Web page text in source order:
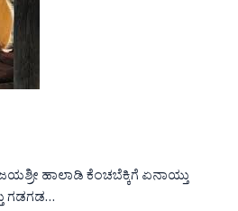
ಹಾಲಾಡಿ ಕೆಂಚಬೆಕ್ಕಿಗೆ ಏನಾಯ್ತು
ಗಡಗಡ…